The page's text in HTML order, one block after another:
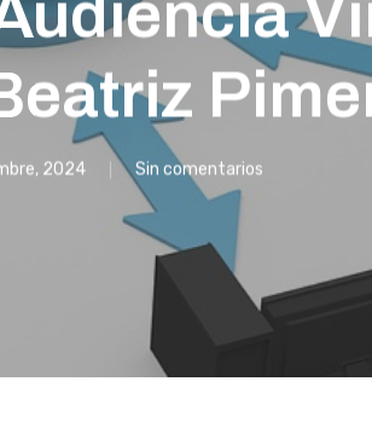
2024 Sin comentarios